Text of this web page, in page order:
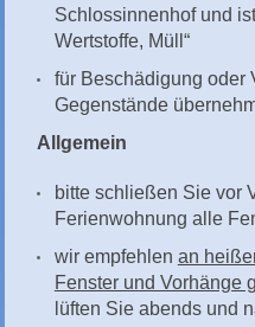
Schlossinnenhof und
Wertstoffe, Müll“
für Beschädigung oder
Gegenstände
Allgemein
bitte schließen Sie vor
Ferienwohnung alle
wir empfehlen an
Fenster und Vorhänge
lüften Sie abends und